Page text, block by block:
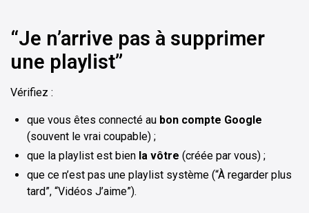
“Je n’arrive pas à supprimer
une playlist”
Vérifiez :
que vous êtes connecté au bon compte Google
(souvent le vrai coupable) ;
que la playlist est bien la vôtre (créée par vous) ;
que ce n’est pas une playlist système (“À regarder plus
tard”, “Vidéos J’aime”).